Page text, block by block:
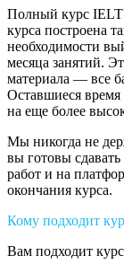
Полный курс
курса построена
необходимости
месяца занятий.
материала — все
Оставшиеся
на еще более
Мы никогда не
вы готовы
работ и на
окончания курса.
Кому подходит
Вам подходит